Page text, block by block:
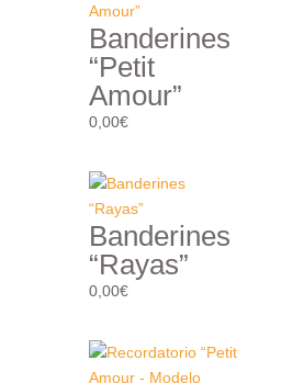
Banderines
“Petit
Amour”
0,00€
Banderines
“Rayas”
0,00€